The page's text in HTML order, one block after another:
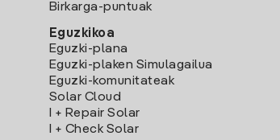
Birkarga-puntuak
Eguzkikoa
Eguzki-plana
Eguzki-plaken Simulagailua
Eguzki-komunitateak
Solar Cloud
I + Repair Solar
I + Check Solar